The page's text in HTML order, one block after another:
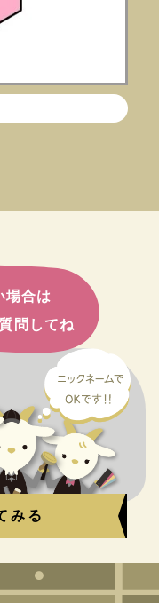
場合は
問してね
みる